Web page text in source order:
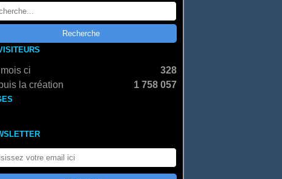
ci
328
la création
1 758 057